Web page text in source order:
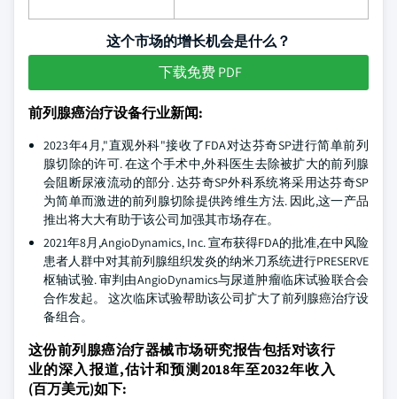
这个市场的增长机会是什么？
下载免费 PDF
前列腺癌治疗设备行业新闻:
2023年4月,"直观外科"接收了FDA对达芬奇SP进行简单前列
腺切除的许可. 在这个手术中,外科医生去除被扩大的前列腺
会阻断尿液流动的部分. 达芬奇SP外科系统将采用达芬奇SP
为简单而激进的前列腺切除提供跨维生方法. 因此,这一产品
推出将大大有助于该公司加强其市场存在。
2021年8月,AngioDynamics, Inc. 宣布获得FDA的批准,在中风险
患者人群中对其前列腺组织发炎的纳米刀系统进行PRESERVE
枢轴试验. 审判由AngioDynamics与尿道肿瘤临床试验联合会
合作发起。 这次临床试验帮助该公司扩大了前列腺癌治疗设
备组合。
这份前列腺癌治疗器械市场研究报告包括对该行
业的深入报道,估计和预测2018年至2032年收入
(百万美元)如下: